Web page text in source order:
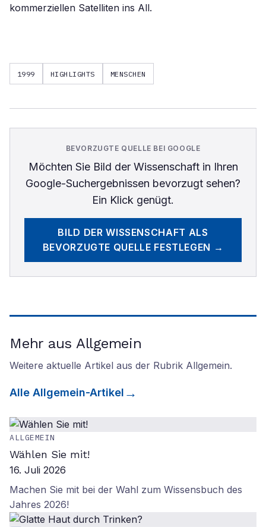
kommerziellen Satelliten ins All.
1999 HIGHLIGHTS MENSCHEN
BEVORZUGTE QUELLE BEI GOOGLE
Möchten Sie Bild der Wissenschaftin Ihren
Google-Suchergebnissen bevorzugt sehen?
Ein Klick genügt.
BILD DER WISSENSCHAFT ALS
BEVORZUGTE QUELLE FESTLEGEN →
Mehr aus Allgemein
Weitere aktuelle Artikel aus der Rubrik Allgemein.
Alle Allgemein-Artikel
ALLGEMEIN
Wählen Sie mit!
16. Juli 2026
Machen Sie mit bei der Wahl zum Wissensbuch des
Jahres 2026!